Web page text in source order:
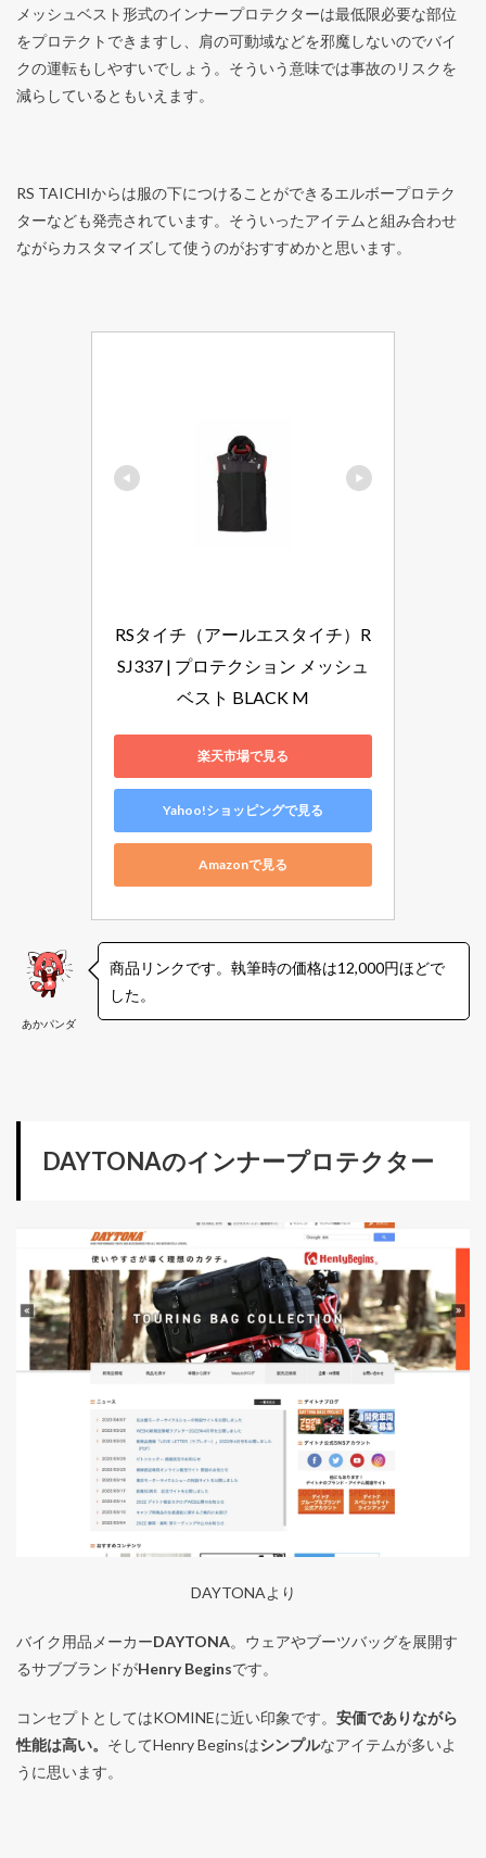
メッシュベスト形式のインナープロテクターは最低限必要な部位
をプロテクトできますし、肩の可動域などを邪魔しないのでバイ
クの運転もしやすいでしょう。そういう意味では事故のリスクを
減らしているともいえます。
RS TAICHIからは服の下につけることができるエルボープロテク
ターなども発売されています。そういったアイテムと組み合わせ
ながらカスタマイズして使うのがおすすめかと思います。
RSタイチ（アールエスタイチ）R
SJ337 | プロテクション メッシュ
ベスト BLACK M
楽天市場で見る
Yahoo!ショッピングで見る
Amazonで見る
あかパンダ
商品リンクです。執筆時の価格は12,000円ほどで
した。
DAYTONAのインナープロテクター
DAYTONAより
バイク用品メーカーDAYTONA。ウェアやブーツバッグを展開す
るサブブランドがHenry Beginsです。
コンセプトとしてはKOMINEに近い印象です。 安価でありながら
性能は高い。 そしてHenry Beginsはシンプルなアイテムが多いよ
うに思います。